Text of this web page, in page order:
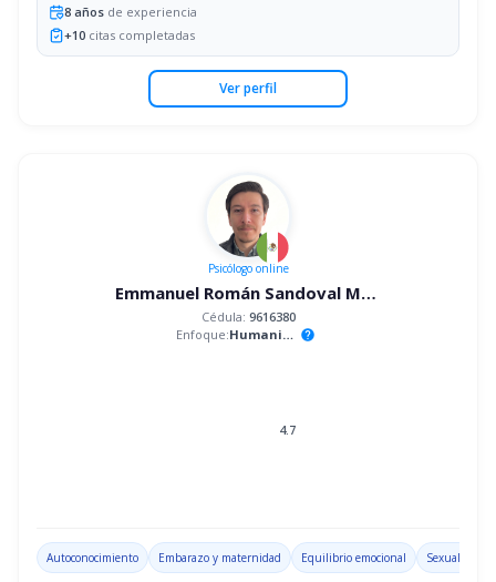
8 años de experiencia
+10 citas completadas
Ver perfil
Psicólogoonline
Emmanuel Román Sandoval Mandujano
Cédula: 9616380
Enfoque:
Humanista help
4.7
Autoconocimiento Embarazo y maternidad Equilibrio emocional Sexualidad